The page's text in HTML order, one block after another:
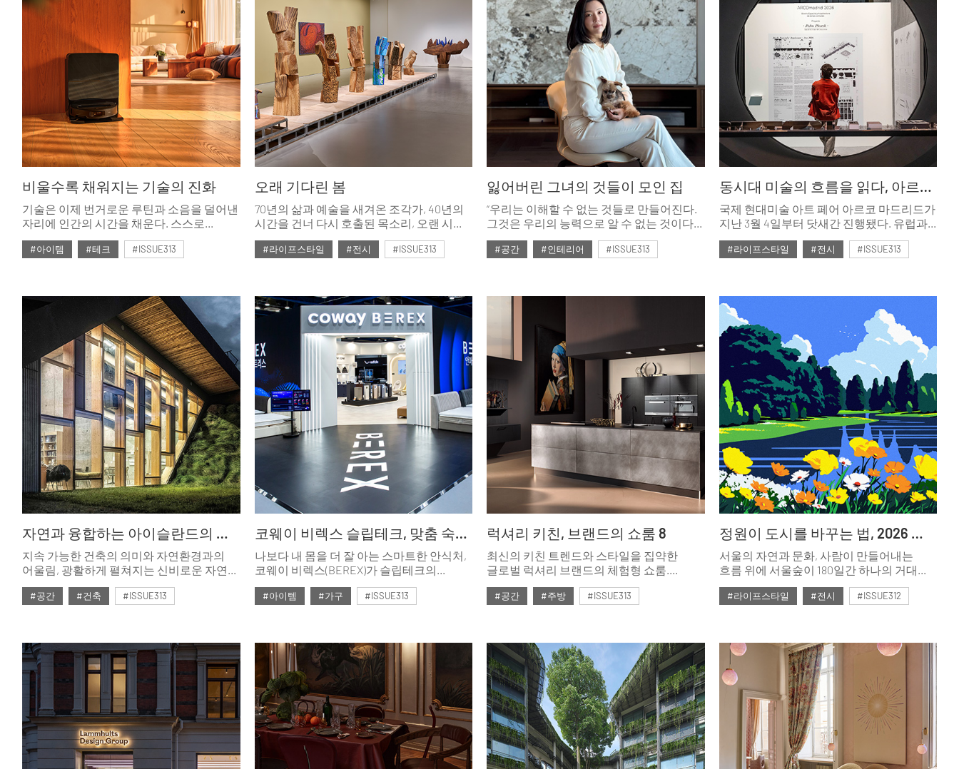
비울수록 채워지는 기술의 진화
기술은 이제 번거로운 루틴과 소음을 덜어낸
자리에 인간의 시간을 채운다. 스스로
진화시키는 새로운 가전을 엄선했다.
#아이템 #테크
#ISSUE313
오래 기다린 봄
70년의 삶과 예술을 새겨온 조각가, 40년의
시간을 건너 다시 호출된 목소리, 오랜 시간
방식으로 긴 시간을 보내고 봄을 맞이한 세
#라이프스타일 #전시
#ISSUE313
잃어버린 그녀의 것들이 모인 집
“우리는 이해할 수 없는 것들로 만들어진다.
그것은 우리의 능력으로 알 수 없는 것이다.
이유는 그 알 수 없는 것들을 조금이라도
사랑으로 인해 모든 것을 잃은 남자는
#공간 #인테리어
#ISSUE313
동시대 미술의 흐름을 읽다, 아르코 마드리드 2026
국제 현대미술 아트 페어 아르코 마드리드가
지난 3월 4일부터 닷새간 진행됐다. 유럽과
해온 아르코 마드리드의 주요 전시 리뷰.
#라이프스타일 #전시
#ISSUE313
자연과 융합하는 아이슬란드의 건축
지속 가능한 건축의 의미와 자연환경과의
어울림, 광활하게 펼쳐지는 신비로운 자연을
감상할 수 있는 아이슬란드의 방문자 센터는
여행 중에 만나는 또 하나의 여행지다.
#공간 #건축
#ISSUE313
코웨이 비렉스 슬립테크, 맞춤 숙면의 새로운 기준
나보다 내 몸을 더 잘 아는 스마트한 안식처,
코웨이 비렉스(BEREX)가 슬립테크의
정수를 담은 신제품 3종을 선보였다.
사용자의 체형과 수면 패턴에 정교하게
비렉스만의 혁신적인 모먼트를
서울리빙디자인페어에서 포착했다.
#아이템 #가구
#ISSUE313
럭셔리 키친, 브랜드의 쇼룸 8
최신의 키친 트렌드와 스타일을 집약한
글로벌 럭셔리 브랜드의 체험형 쇼룸.
취향과 라이프스타일, 디자인과
테크놀로지를 이곳에서 경험할 수 있다.
#공간 #주방
#ISSUE313
정원이 도시를 바꾸는 법, 2026 서울국제정원박람회
서울의 자연과 문화, 사람이 만들어내는
흐름 위에 서울숲이 180일간 하나의 거대한
정원으로 펼쳐진다.
#라이프스타일 #전시
#ISSUE312